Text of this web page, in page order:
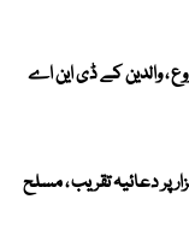
، والدین کے ڈی این اے
ویں برسی ، مزار پر دعائیہ تقریب ، مسلح